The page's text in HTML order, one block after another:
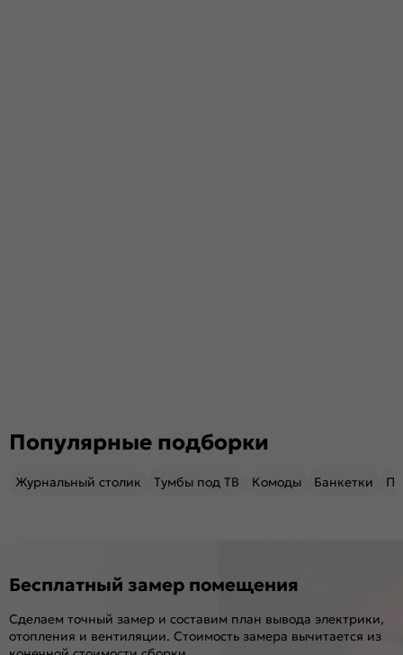
Популярные подборки
Журнальный столик Тумбы под ТВ Комоды Банкетки
Бесплатный замер помещения
Сделаем точный замер и составим план вывода электрики,
отопления и вентиляции. Стоимость замера вычитается из